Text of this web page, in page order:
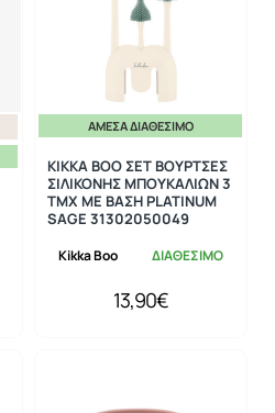
ΆΜΕΣΑ ΔΙΑΘΈΣΙΜΟ
Kikka Boo ΔΙΑΘΕΣΙΜΟ
KIKKA BOO ΣΕΤ ΒΟΥΡΤΣΕΣ
ΣΙΛΙΚΟΝΗΣ ΜΠΟΥΚΑΛΙΩΝ 3
ΤΜΧ ΜΕ ΒΑΣΗ PLATINUM
SAGE 31302050049
13,90€